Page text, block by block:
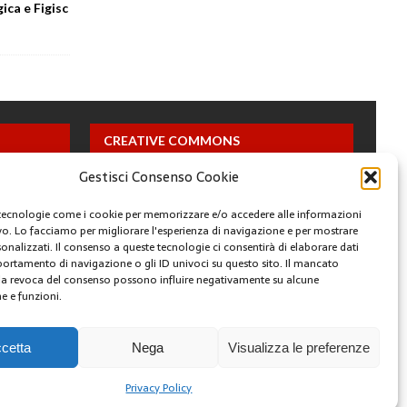
Gestisci Consenso Cookie
come i cookie per memorizzare e/o accedere alle informazioni
Lo facciamo per migliorare l'esperienza di navigazione e per mostrare
Il consenso a queste tecnologie ci consentirà di elaborare dati
di navigazione o gli ID univoci su questo sito. Il mancato
revoca del consenso possono influire negativamente su alcune
e funzioni.
Nega Visualizza le preferenze
Privacy Policy
e Figisc
CREATIVE COMMONS
Questa opera è concessa in licenza con i termini
ARCHIVI
FACEBOOK TWITTER INSTAGRAM